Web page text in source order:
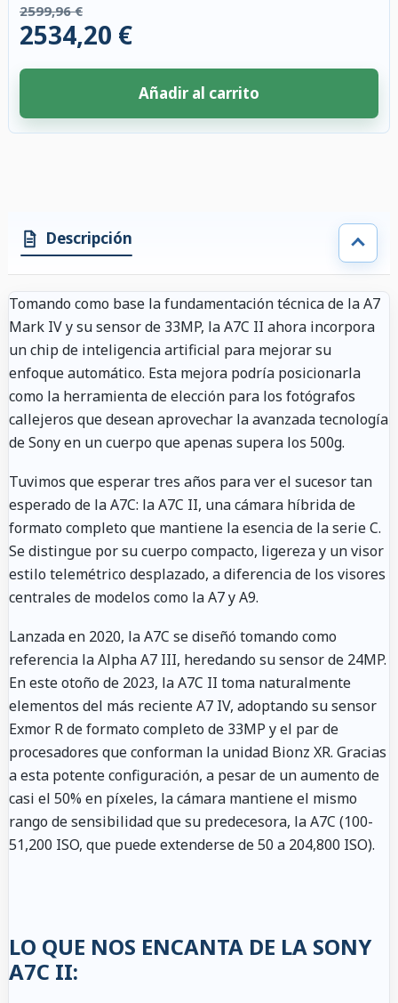
2599,96 €
2534,20 €
Añadir al carrito
Descripción
Tomando como base la fundamentación técnica de la A7
Mark IV y su sensor de 33MP, la A7C II ahora incorpora
un chip de inteligencia artificial para mejorar su
enfoque automático. Esta mejora podría posicionarla
como la herramienta de elección para los fotógrafos
callejeros que desean aprovechar la avanzada tecnología
de Sony en un cuerpo que apenas supera los 500g.
Tuvimos que esperar tres años para ver el sucesor tan
esperado de la A7C: la A7C II, una cámara híbrida de
formato completo que mantiene la esencia de la serie C.
Se distingue por su cuerpo compacto, ligereza y un visor
estilo telemétrico desplazado, a diferencia de los visores
centrales de modelos como la A7 y A9.
Lanzada en 2020, la A7C se diseñó tomando como
referencia la Alpha A7 III, heredando su sensor de 24MP.
En este otoño de 2023, la A7C II toma naturalmente
elementos del más reciente A7 IV, adoptando su sensor
Exmor R de formato completo de 33MP y el par de
procesadores que conforman la unidad Bionz XR. Gracias
a esta potente configuración, a pesar de un aumento de
casi el 50% en píxeles, la cámara mantiene el mismo
rango de sensibilidad que su predecesora, la A7C (100-
51,200 ISO, que puede extenderse de 50 a 204,800 ISO).
LO QUE NOS ENCANTA DE LA SONY
A7C II: